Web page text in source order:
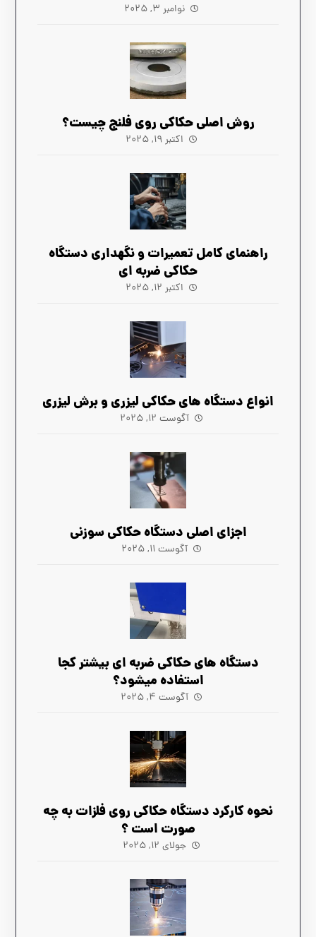
نوامبر ۳, ۲۰۲۵
روش اصلی حکاکی روی فلنج چیست؟
اکتبر ۱۹, ۲۰۲۵
راهنمای کامل تعمیرات و نگهداری دستگاه
حکاکی ضربه‌ ای
اکتبر ۱۲, ۲۰۲۵
انواع دستگاه های حکاکی لیزری و برش لیزری
آگوست ۱۲, ۲۰۲۵
اجزای اصلی دستگاه حکاکی سوزنی
آگوست ۱۱, ۲۰۲۵
دستگاه های حکاکی ضربه ‌ای بیشتر کجا
استفاده میشود؟
آگوست ۴, ۲۰۲۵
نحوه کارکرد دستگاه حکاکی روی فلزات به چه
صورت است ؟
جولای ۱۲, ۲۰۲۵